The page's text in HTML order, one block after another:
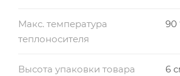
Макс. температура
теплоносителя
90
Высота упаковки товара 6